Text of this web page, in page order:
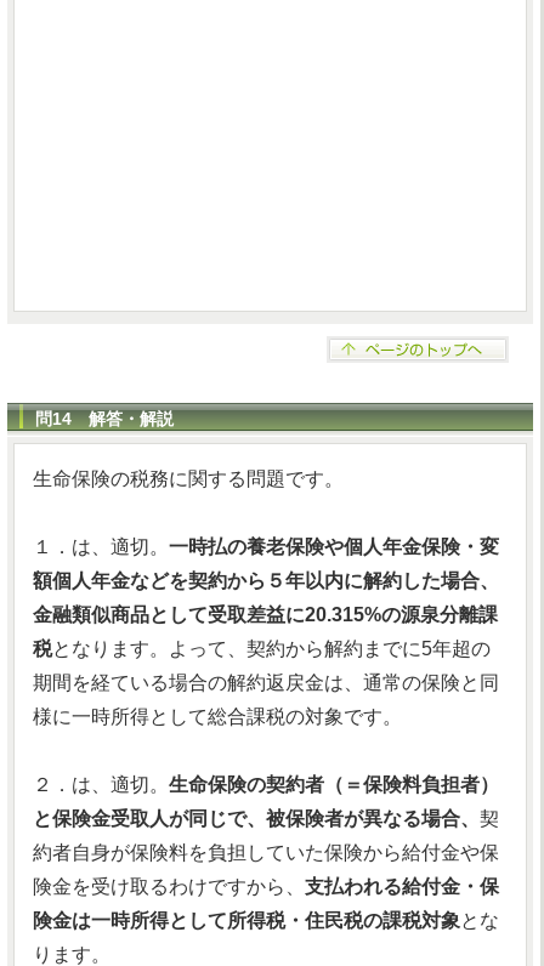
問14 解答・解説
生命保険の税務に関する問題です。
１．は、適切。 一時払の養老保険や個人年金保険・変
額個人年金などを契約から５年以内に解約した場合、
金融類似商品として受取差益に20.315%の源泉分離課
税となります。よって、契約から解約までに5年超の
期間を経ている場合の解約返戻金は、通常の保険と同
様に一時所得として総合課税の対象です。
２．は、適切。 生命保険の契約者（＝保険料負担者）
と保険金受取人が同じで、被保険者が異なる場合、 契
約者自身が保険料を負担していた保険から給付金や保
険金を受け取るわけですから、 支払われる給付金・保
険金は一時所得として所得税・住民税の課税対象とな
ります。